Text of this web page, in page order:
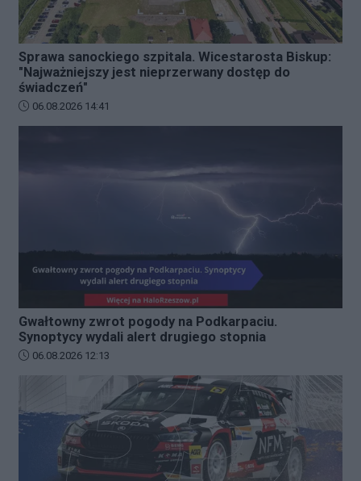
Sprawa sanockiego szpitala. Wicestarosta Biskup:
"Najważniejszy jest nieprzerwany dostęp do
świadczeń"
Data dodania artykułu:
06.08.2026 14:41
Gwałtowny zwrot pogody na Podkarpaciu.
Synoptycy wydali alert drugiego stopnia
Data dodania artykułu:
06.08.2026 12:13